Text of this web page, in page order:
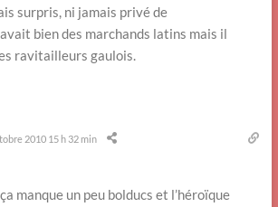
surpris, ni jamais privé de
bien des marchands latins mais il
ravitailleurs gaulois.
2010 15 h 32 min
manque un peu bolducs et l’héroïque